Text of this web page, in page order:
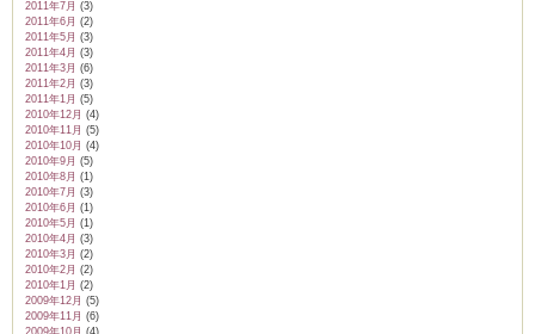
2011年7月 (3)
2011年6月 (2)
2011年5月 (3)
2011年4月 (3)
2011年3月 (6)
2011年2月 (3)
2011年1月 (5)
2010年12月 (4)
2010年11月 (5)
2010年10月 (4)
2010年9月 (5)
2010年8月 (1)
2010年7月 (3)
2010年6月 (1)
2010年5月 (1)
2010年4月 (3)
2010年3月 (2)
2010年2月 (2)
2010年1月 (2)
2009年12月 (5)
2009年11月 (6)
2009年10月 (4)